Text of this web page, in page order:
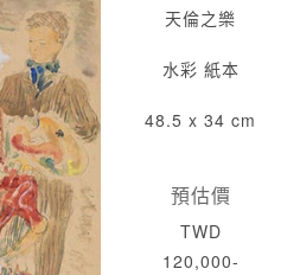
天倫之樂
水彩 紙本
48.5 x 34 cm
預估價
TWD
120,000-